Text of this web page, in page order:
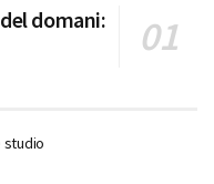
domani:
studio